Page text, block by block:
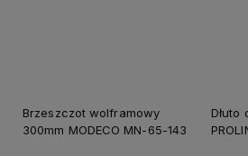
Brzeszczot wolframowy
300mm MODECO MN-65-143
Dłuto